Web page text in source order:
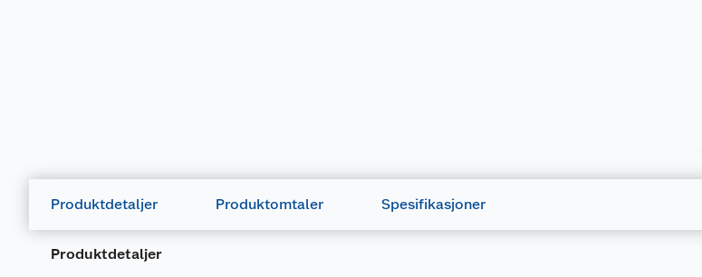
Produktdetaljer Produktomtaler Spesifikasjoner
Produktdetaljer